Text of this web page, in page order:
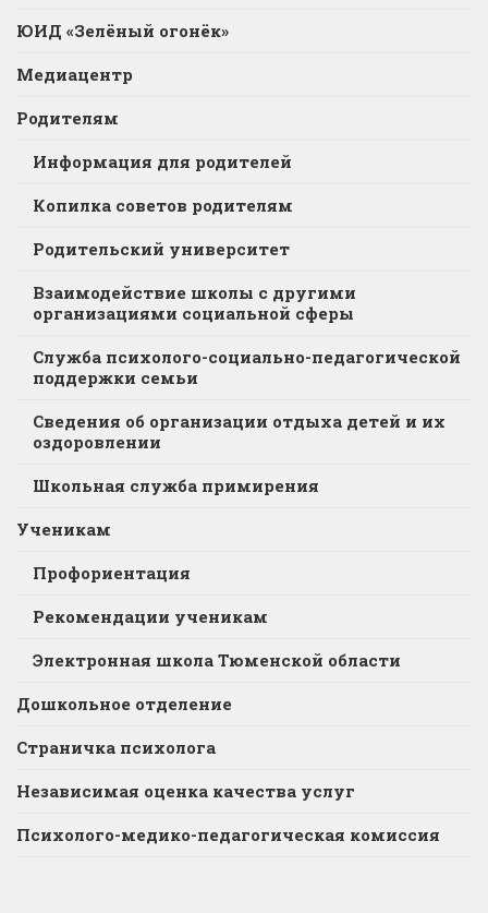
ЮИД «Зелёный огонёк»
Медиацентр
Родителям
Информация для родителей
Копилка советов родителям
Родительский университет
Взаимодействие школы с другими
организациями социальной сферы
Служба психолого-социально-педагогической
поддержки семьи
Сведения об организации отдыха детей и их
оздоровлении
Школьная служба примирения
Ученикам
Профориентация
Рекомендации ученикам
Электронная школа Тюменской области
Дошкольное отделение
Страничка психолога
Независимая оценка качества услуг
Психолого-медико-педагогическая комиссия